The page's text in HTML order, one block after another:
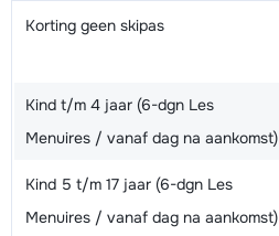
Korting geen skipas
Kind t/m 4 jaar (6-dgn Les
Menuires / vanaf dag na aankomst)
Kind 5 t/m 17 jaar (6-dgn Les
Menuires / vanaf dag na aankomst)